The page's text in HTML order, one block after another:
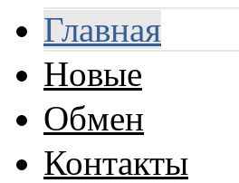
Главная
Новые
Обмен
Контакты